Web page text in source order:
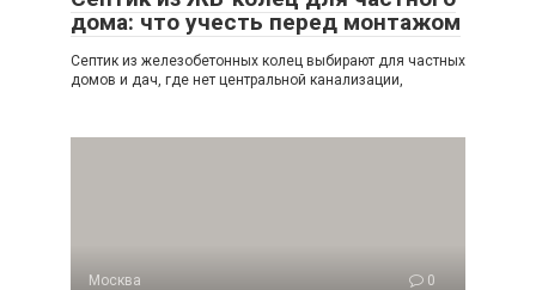
дома: что учесть перед монтажом
Септик из железобетонных колец выбирают для частных
домов и дач, где нет центральной канализации,
Москва 0